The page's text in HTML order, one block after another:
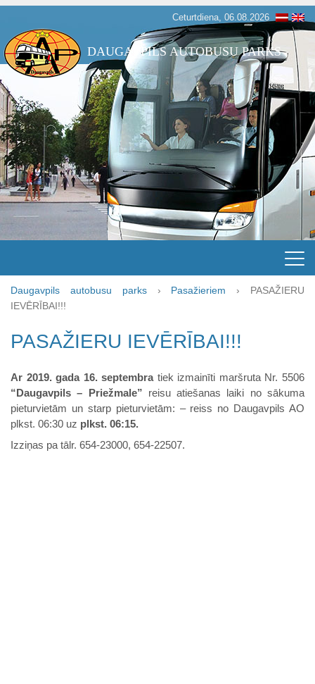
Ceturtdiena, 06.08.2026
DAUGAVPILS AUTOBUSU PARKS
Daugavpils autobusu parks› Pasažieriem › PASAŽIERU
IEVĒRĪBAI!!!
PASAŽIERU IEVĒRĪBAI!!!
Ar 2019. gada 16. septembratiek izmainīti maršruta Nr. 5506
“Daugavpils – Priežmale” reisu atiešanas laiki no sākuma
pieturvietām un starp pieturvietām: – reiss no Daugavpils AO
plkst. 06:30 uz plkst. 06:15.
Izziņas pa tālr. 654-23000, 654-22507.